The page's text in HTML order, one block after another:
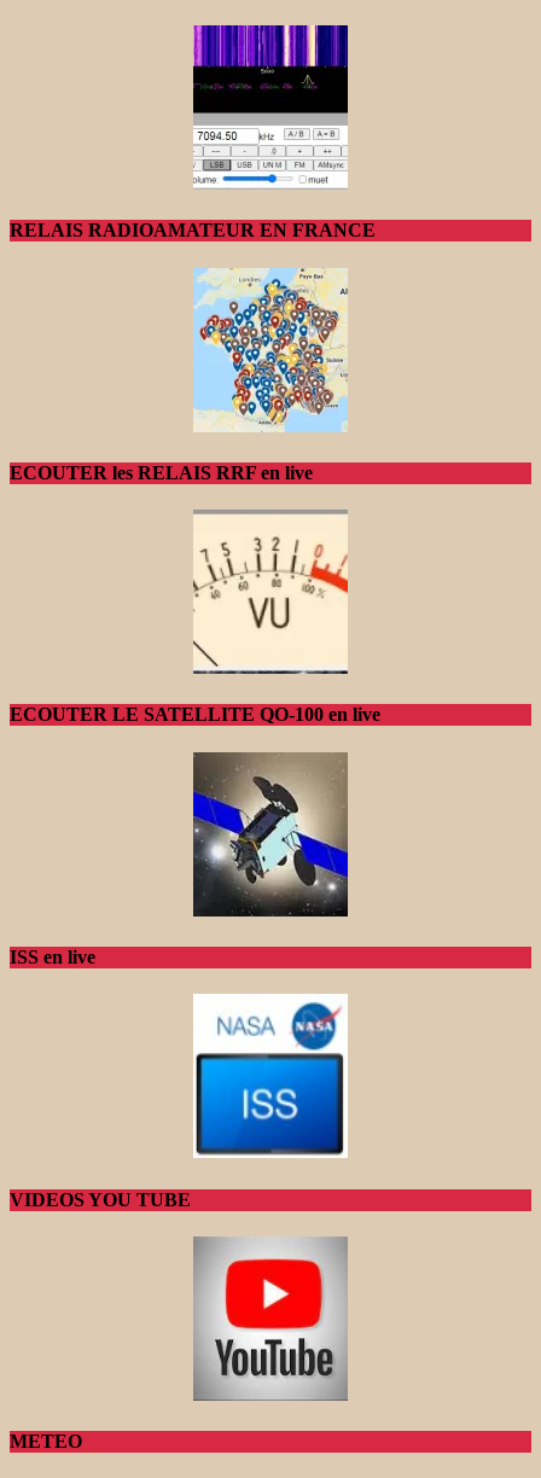
RELAIS RADIOAMATEUR EN FRANCE
ECOUTER les RELAIS RRF en live
ECOUTER LE SATELLITE QO-100 en live
ISS en live
VIDEOS YOU TUBE
METEO